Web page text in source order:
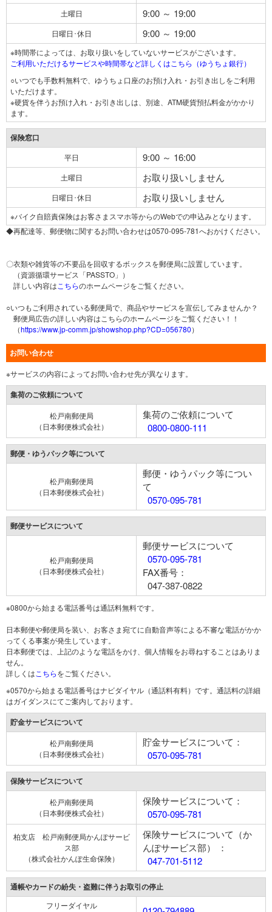
土曜日 9:00 ～ 19:00
日曜日･休日 9:00 ～ 19:00
※時間帯によっては、お取り扱いをしていないサービスがございます。
ご利用いただけるサービスや時間帯など詳しくはこちら（ゆうちょ銀行）
○いつでも手数料無料で、ゆうちょ口座のお預け入れ・お引き出しをご利用
いただけます。
※硬貨を伴うお預け入れ・お引き出しは、別途、ATM硬貨預払料金がかかり
ます。
保険窓口
平日 9:00 ～ 16:00
土曜日 お取り扱いしません
日曜日･休日 お取り扱いしません
※バイク自賠責保険はお客さまスマホ等からのWebでの申込みとなります。
◆再配達等、郵便物に関するお問い合わせは0570-095-781へおかけください。
〇衣類や雑貨等の不要品を回収するボックスを郵便局に設置しています。
（資源循環サービス「PASSTO」）
詳しい内容は こちらのホームページをご覧ください。
○いつもご利用されている郵便局で、商品やサービスを宣伝してみませんか？
郵便局広告の詳しい内容はこちらのホームページをご覧ください！！
（https://www.jp-comm.jp/showshop.php?CD=056780）
お問い合わせ
※サービスの内容によってお問い合わせ先が異なります。
集荷のご依頼について
松戸南郵便局
（日本郵便株式会社）
集荷のご依頼について
0800-0800-111
郵便・ゆうパック等について
松戸南郵便局
（日本郵便株式会社）
郵便・ゆうパック等につい
て
0570-095-781
郵便サービスについて
松戸南郵便局
（日本郵便株式会社）
郵便サービスについて
0570-095-781
FAX番号：
047-387-0822
※0800から始まる電話番号は通話料無料です。
日本郵便や郵便局を装い、お客さま宛てに自動音声等による不審な電話がかか
ってくる事案が発生しています。
日本郵便では、上記のような電話をかけ、個人情報をお尋ねすることはありま
せん。
詳しくは こちらをご覧ください。
※0570から始まる電話番号はナビダイヤル（通話料有料）です。通話料の詳細
はガイダンスにてご案内しております。
貯金サービスについて
松戸南郵便局
（日本郵便株式会社）
貯金サービスについて：
0570-095-781
保険サービスについて
松戸南郵便局
（日本郵便株式会社）
保険サービスについて：
0570-095-781
柏支店 松戸南郵便局かんぽサービ
ス部
（株式会社かんぽ生命保険）
保険サービスについて（か
んぽサービス部） ：
047-701-5112
通帳やカードの紛失・盗難に伴うお取引の停止
フリーダイヤル